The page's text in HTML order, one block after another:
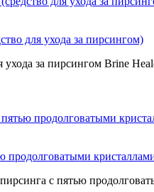
для ухода за пирсингом)
ухода за пирсингом Brine
продолговатыми
с пятью